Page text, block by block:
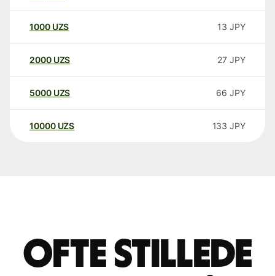
1000 UZS 13 JPY
2000 UZS 27 JPY
5000 UZS 66 JPY
10000 UZS 133 JPY
Ofte stillede